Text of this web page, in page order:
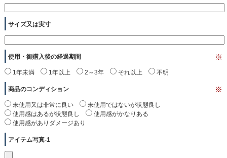
サイズ又は実寸
使用・御購入後の経過期間 ※
1年未満 1年以上 2～3年 それ以上 不明
商品のコンディション ※
未使用又は非常に良い
未使用ではないが状態良し
使用感はあるが状態良し
使用感がかなりある
使用感がありダメージあり
アイテム写真-1